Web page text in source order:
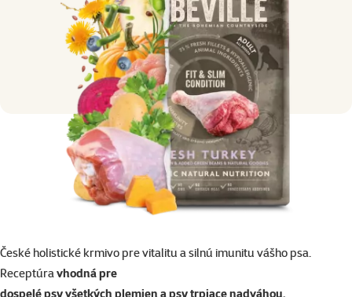
České holistické krmivo pre vitalitu a silnú imunitu vášho psa.
Receptúra vhodná pre
dospelé psy všetkých plemien a psy trpiace nadváhou.